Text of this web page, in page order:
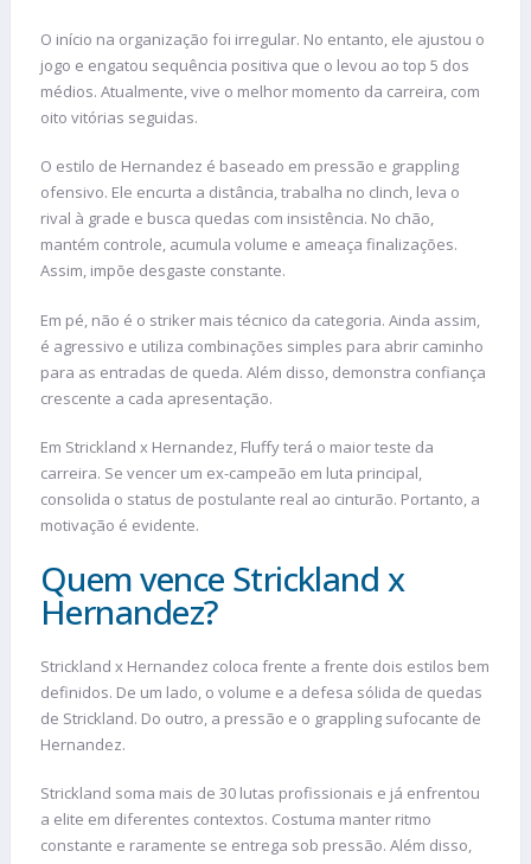
O início na organização foi irregular. No entanto, ele ajustou o
jogo e engatou sequência positiva que o levou ao top 5 dos
médios. Atualmente, vive o melhor momento da carreira, com
oito vitórias seguidas.
O estilo de Hernandez é baseado em pressão e grappling
ofensivo. Ele encurta a distância, trabalha no clinch, leva o
rival à grade e busca quedas com insistência. No chão,
mantém controle, acumula volume e ameaça finalizações.
Assim, impõe desgaste constante.
Em pé, não é o striker mais técnico da categoria. Ainda assim,
é agressivo e utiliza combinações simples para abrir caminho
para as entradas de queda. Além disso, demonstra confiança
crescente a cada apresentação.
Em Strickland x Hernandez, Fluffy terá o maior teste da
carreira. Se vencer um ex-campeão em luta principal,
consolida o status de postulante real ao cinturão. Portanto, a
motivação é evidente.
Quem vence Strickland x
Hernandez?
Strickland x Hernandez coloca frente a frente dois estilos bem
definidos. De um lado, o volume e a defesa sólida de quedas
de Strickland. Do outro, a pressão e o grappling sufocante de
Hernandez.
Strickland soma mais de 30 lutas profissionais e já enfrentou
a elite em diferentes contextos. Costuma manter ritmo
constante e raramente se entrega sob pressão. Além disso,